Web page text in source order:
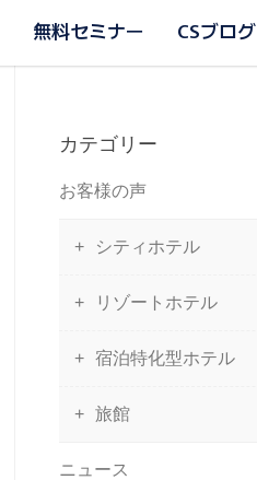
無料セミナー CSブログ
カテゴリー
お客様の声
シティホテル
リゾートホテル
宿泊特化型ホテル
旅館
ニュース